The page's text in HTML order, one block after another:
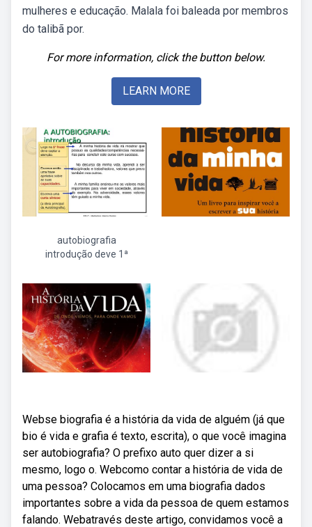
mulheres e educação. Malala foi baleada por membros
do talibã por.
For more information, click the button below.
LEARN MORE
autobiografia
introdução deve 1ª
Webse biografia é a história da vida de alguém (já que
bio é vida e grafia é texto, escrita), o que você imagina
ser autobiografia? O prefixo auto quer dizer a si
mesmo, logo o. Webcomo contar a história de vida de
uma pessoa? Colocamos em uma biografia dados
importantes sobre a vida da pessoa de quem estamos
falando. Webatravés deste artigo, convidamos você a